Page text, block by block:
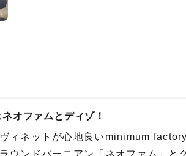
オファムとディゾ！
ィネットが心地良いminimum
ウンドバーニアン「ネオファム」と